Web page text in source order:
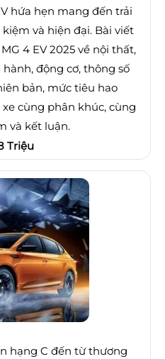
hứa hẹn mang đến trải
và hiện đại. Bài viết
4 EV 2025 về nội thất,
động cơ, thông số
bản, mức tiêu hao
cùng phân khúc, cùng
và kết luận.
Triệu
hạng C đến từ thương